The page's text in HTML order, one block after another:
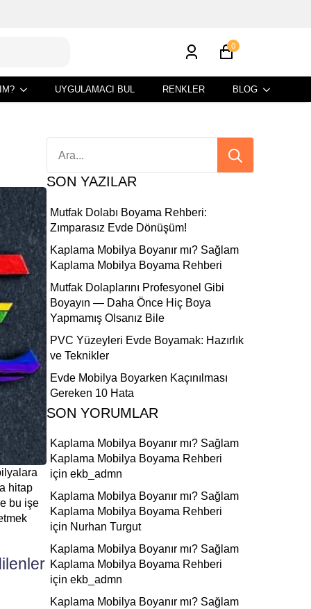
0
UYGULAMACI BUL RENKLER BLOG
hitap
bu işe
SON YAZILAR
Mutfak Dolabı Boyama Rehberi:
Zımparasız Evde Dönüşüm!
Kaplama Mobilya Boyanır mı? Sağlam
Kaplama Mobilya Boyama Rehberi
Mutfak Dolaplarını Profesyonel Gibi
Boyayın — Daha Önce Hiç Boya
Yapmamış Olsanız Bile
PVC Yüzeyleri Evde Boyamak: Hazırlık
ve Teknikler
Evde Mobilya Boyarken Kaçınılması
Gereken 10 Hata
SON YORUMLAR
Kaplama Mobilya Boyanır mı? Sağlam
Kaplama Mobilya Boyama Rehberi
içinekb_admn
Kaplama Mobilya Boyanır mı? Sağlam
Kaplama Mobilya Boyama Rehberi
için Nurhan Turgut
Kaplama Mobilya Boyanır mı? Sağlam
Kaplama Mobilya Boyama Rehberi
içinekb_admn
Kaplama Mobilya Boyanır mı? Sağlam